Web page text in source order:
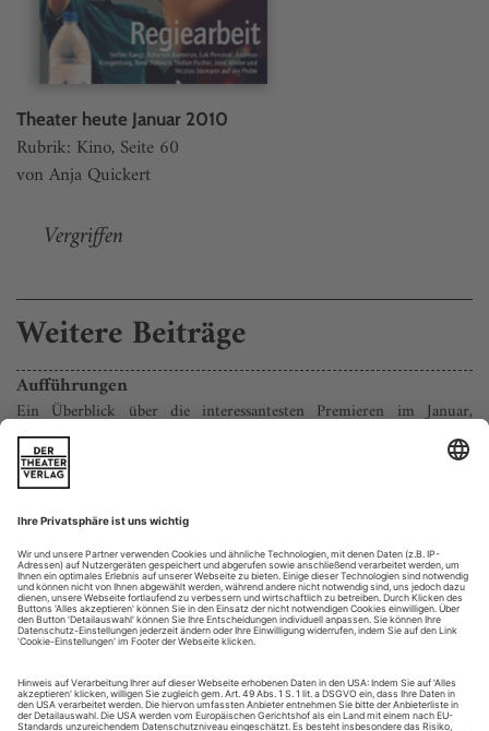
Theater heute Januar 2010
Rubrik: Kino, Seite 60
von Anja Quickert
Vergriffen
Weitere Beiträge
Aufführungen
Ein Überblick über die interessantesten Premieren im Januar,
ausgewählt von der «Theater heute»-Redaktion.
Seinen dritten Büchner-Abend nach «Woyzeck» und «Lenz»
Gast Devid Striesow, der dafür zum ersten Mal seit geraumer
Zeit von der Leinwand herabsteigt. Fürs
nordrheinwestfälische Essen eröffnet Roger Vontobel das Jahr
als Kulturhauptstadt mit Ibsens «Peer Gynt». Der beliebten
Zwiebelentblätterung widmet sich auch...
Wenn ich mir was wünschen dürfte
Eine schriftliche Neujahrsansprache